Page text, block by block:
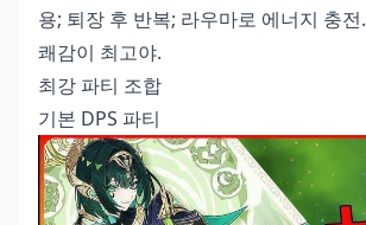
용; 퇴장 후 반복; 라우마로 에너지 충
쾌감이 최고야.
최강 파티 조합
기본 DPS 파티